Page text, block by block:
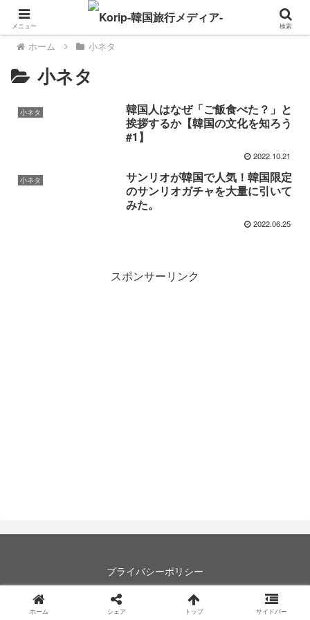
ホーム 小ネタ
小ネタ
小ネタ
韓国人はなぜ「ご飯食べた？」と
挨拶するか【韓国の文化を知ろう
#1】
2022.10.21
小ネタ
サンリオが韓国で人気！韓国限定
のサンリオガチャを大量に引いて
みた。
2022.06.25
スポンサーリンク
プライバシーポリシー
Copyright © 2022 Korip-韓国旅行メディア- All Rights Reserved.
メニュー 検索
ホーム シェア トップ サイドバー